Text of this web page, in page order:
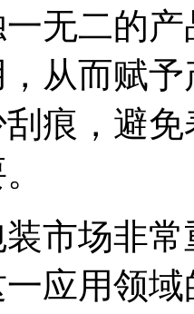
无二的
从而赋
痕，避
市场非
应用领